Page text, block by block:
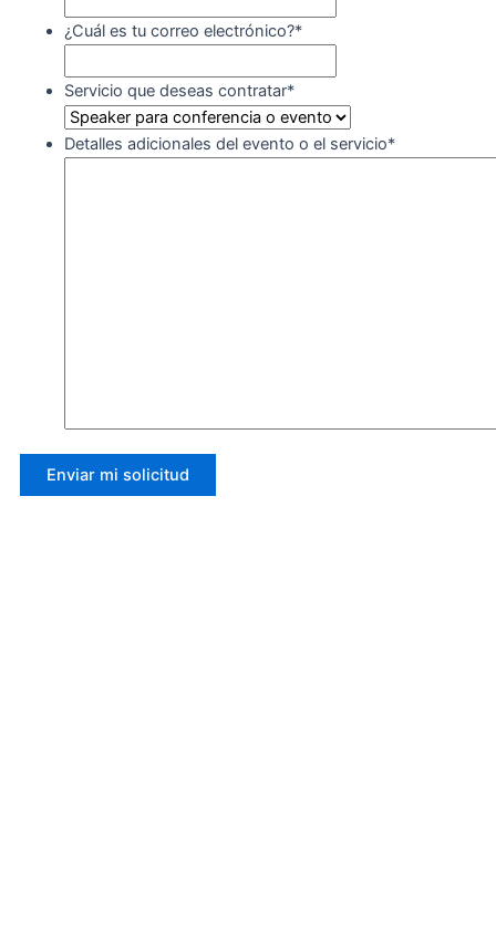
¿Cuál es tu correo electrónico?*
Servicio que deseas contratar*
Detalles adicionales del evento o el servicio*